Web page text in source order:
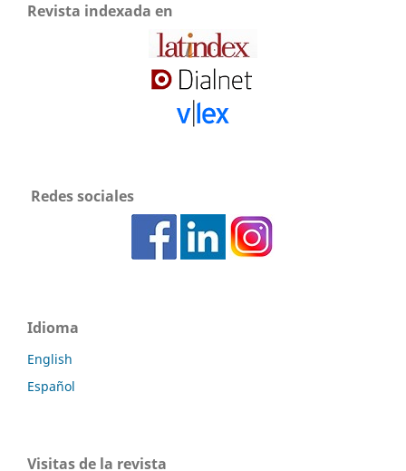
Revista indexada en
Redes sociales
Idioma
English
Español
Visitas de la revista